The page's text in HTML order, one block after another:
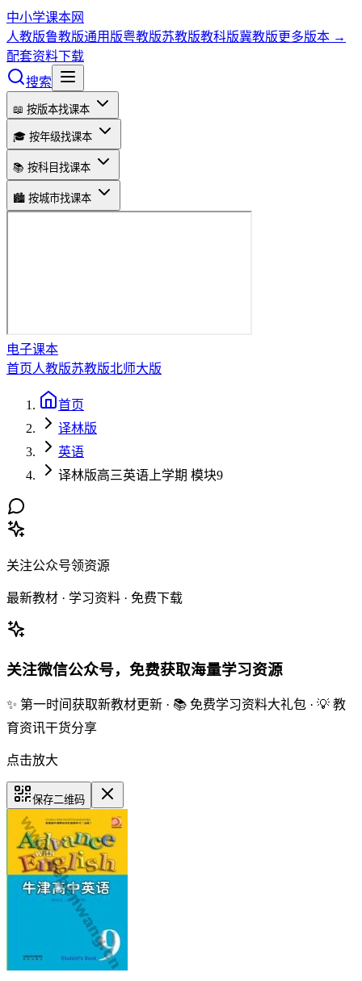
中小学课本网
人教版鲁教版通用版粤教版苏教版教科版冀教版更多版本 →
配套资料下载
搜索
📖 按版本找课本
🎓 按年级找课本
📚 按科目找课本
🏙️ 按城市找课本
电子课本
首页人教版苏教版北师大版
首页
译林版
英语
译林版高三英语上学期 模块9
关注公众号领资源
最新教材 · 学习资料 · 免费下载
关注微信公众号，免费获取海量学习资源
✨ 第一时间获取新教材更新 · 📚 免费学习资料大礼包 · 💡 教
育资讯干货分享
点击放大
保存二维码